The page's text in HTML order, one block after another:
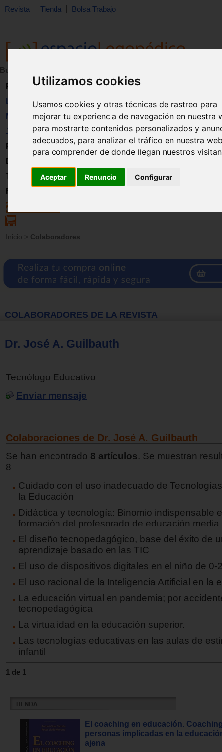
Utilizamos cookies
Usamos cookies y otras técnicas de rastreo para
mejorar tu experiencia de navegación en nuestra
para mostrarte contenidos personalizados y
adecuados, para analizar el tráfico en nuestra
para comprender de donde llegan nuestros
Aceptar Renuncio Configurar
Revista Tienda Bolsa Trabajo
Buscar:
Revista
Libros
Material
Juguetes
Formación
Directorio
Trabajo
Registro
Inicio > Colaboradores
COLABORADORES DE LA REVISTA
Dr. José A. Guilbauth
Tecnólogo Educativo
Enviar mensaje
Colaboraciones de Dr. José A. Guilbauth
Se han encontrado 8 artículos. Se muestran
8
Cuidado con el uso inadecuado de
la Educación
Didáctica y tecnología: Binomio indispensable
formación del profesorado de educación media
El diseño tecnopedagógico, base del éxito de
aprendizaje basado en las TIC
El uso de dispositivos digitales en el niño de 0-
El uso racional de la Inteligencia Artificial en la
La educación virtual en pandemia; por
tecnopedagógica
La virtualidad en la educación superior.
Las tecnologías educativas en las aulas de
infantil
1 de 1
El coaching en educación.
personas implicadas en la
ajena